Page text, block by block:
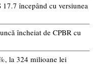
începând cu versiunea
încheiat de CPBR cu
la 324 milioane lei